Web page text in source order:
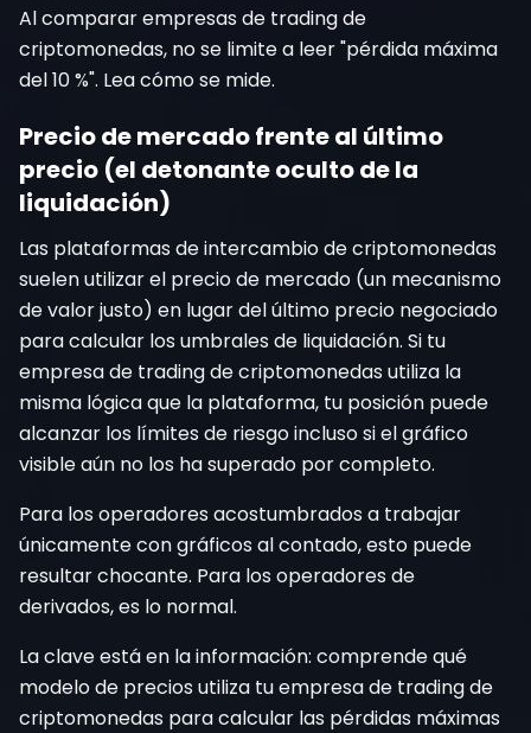
Al comparar empresas de trading de
criptomonedas, no se limite a leer "pérdida máxima
del 10 %". Lea cómo se mide.
Precio de mercado frente al último
precio (el detonante oculto de la
liquidación)
Las plataformas de intercambio de criptomonedas
suelen utilizar el precio de mercado (un mecanismo
de valor justo) en lugar del último precio negociado
para calcular los umbrales de liquidación. Si tu
empresa de trading de criptomonedas utiliza la
misma lógica que la plataforma, tu posición puede
alcanzar los límites de riesgo incluso si el gráfico
visible aún no los ha superado por completo.
Para los operadores acostumbrados a trabajar
únicamente con gráficos al contado, esto puede
resultar chocante. Para los operadores de
derivados, es lo normal.
La clave está en la información: comprende qué
modelo de precios utiliza tu empresa de trading de
criptomonedas para calcular las pérdidas máximas